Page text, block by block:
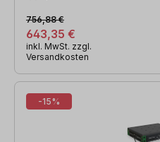
643,35 €
756,88 €
inkl. MwSt. zzgl.
Versandkosten
-15%